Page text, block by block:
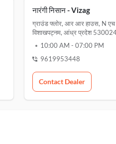
नारंगी निसान - Vizag
ग्राउंड फ्लोर, आर आर हाउस, N
विशाखपट्नम, आंध्र प्रदेश
10:00 AM - 07:00 PM
9619953448
Contact Dealer